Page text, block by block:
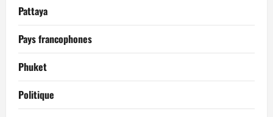
Pattaya
Pays francophones
Phuket
Politique